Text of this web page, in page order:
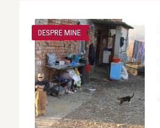
DESPRE MINE